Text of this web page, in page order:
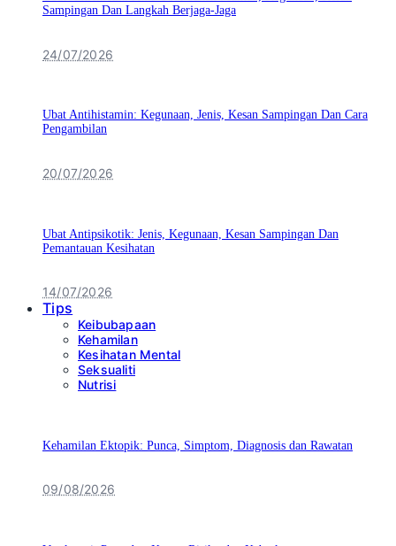
Sampingan Dan Langkah Berjaga-Jaga
24/07/2026
Ubat Antihistamin: Kegunaan, Jenis, Kesan Sampingan Dan Cara
Pengambilan
20/07/2026
Ubat Antipsikotik: Jenis, Kegunaan, Kesan Sampingan Dan
Pemantauan Kesihatan
14/07/2026
Tips
Keibubapaan
Kehamilan
Kesihatan Mental
Seksualiti
Nutrisi
Kehamilan Ektopik: Punca, Simptom, Diagnosis dan Rawatan
09/08/2026